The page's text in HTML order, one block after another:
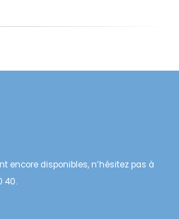
encore disponibles, n’hésitez pas à
40.